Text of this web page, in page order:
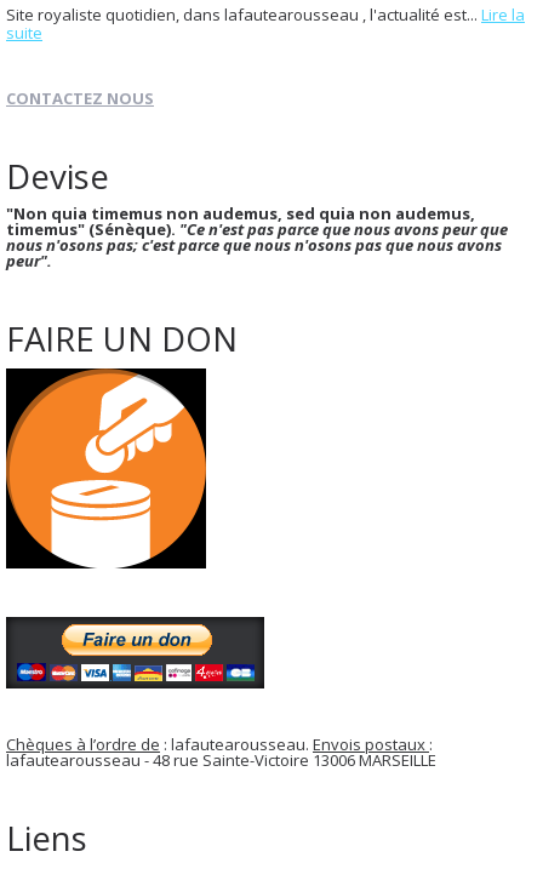
Site royaliste quotidien, dans lafautearousseau , l'actualité est... Lire la
suite
CONTACTEZ NOUS
Devise
"Non quia timemus non audemus, sed quia non audemus,
timemus" (Sénèque). "Ce n'est pas parce que nous avons peur que
nous n'osons pas; c'est parce que nous n'osons pas que nous avons
peur".
FAIRE UN DON
Chèques à l’ordre de : lafautearousseau. Envois postaux :
lafautearousseau - 48 rue Sainte-Victoire 13006 MARSEILLE
Liens